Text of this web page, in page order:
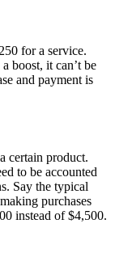
for a service.
boost, it can’t be
and payment is
certain product.
to be accounted
Say the typical
purchases
instead of $4,500.